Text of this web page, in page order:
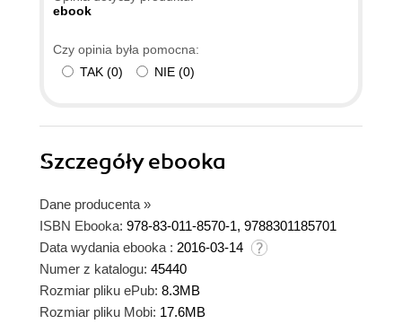
ebook
Czy opinia była pomocna:
TAK (0) NIE (0)
Szczegółyebooka
Dane producenta »
ISBN Ebooka: 978-83-011-8570-1, 9788301185701
Data wydania ebooka : 2016-03-14
Numer z katalogu: 45440
Rozmiar pliku ePub: 8.3MB
Rozmiar pliku Mobi: 17.6MB